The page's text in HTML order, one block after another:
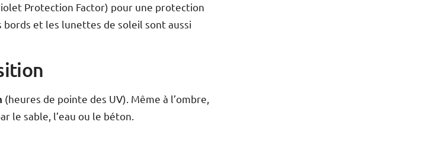
Protection Factor) pour une protection
bords et les lunettes de soleil sont aussi
(heures de pointe des UV). Même à l’ombre,
le sable, l’eau ou le béton.